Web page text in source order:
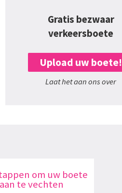
Gratis bezwaar
verkeersboete
Upload uw boete!
Laat het aan ons over
om uw boete
aan te vechten